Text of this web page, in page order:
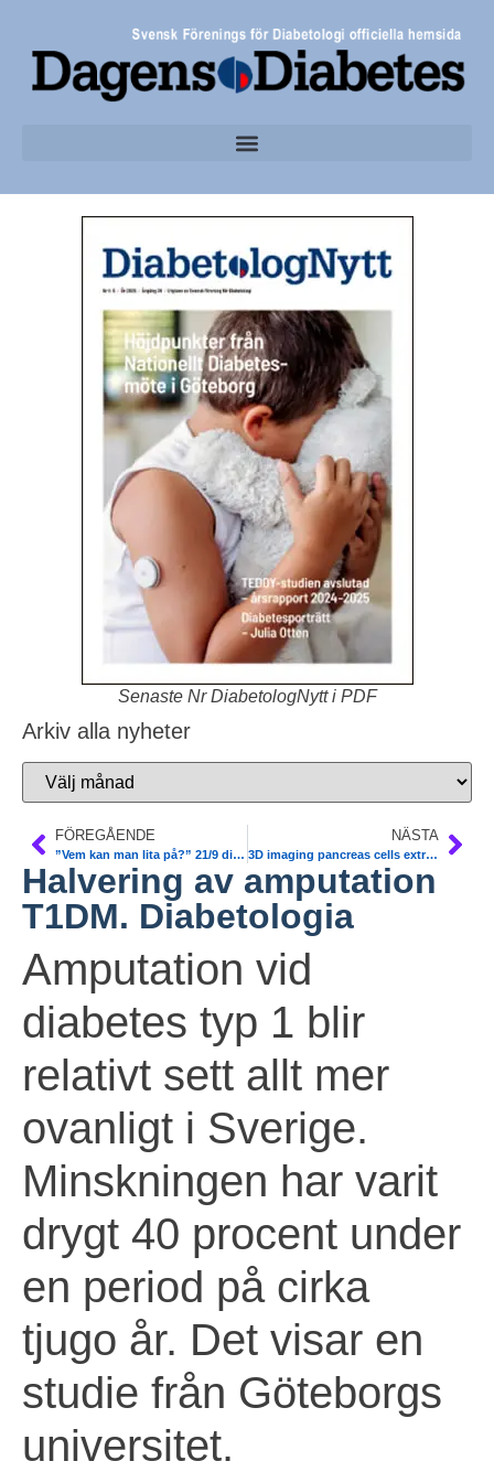
Senaste Nr DiabetologNytt i PDF
Arkiv alla nyheter
FÖREGÅENDE
”Vem kan man lita på?” 21/9 digifysiskt möte
NÄSTA
3D imaging pancreas cells extreme resolution. Max Hahn. Comm Biol
Halvering av amputation
T1DM. Diabetologia
Amputation vid
diabetes typ 1 blir
relativt sett allt mer
ovanligt i Sverige.
Minskningen har varit
drygt 40 procent under
en period på cirka
tjugo år. Det visar en
studie från Göteborgs
universitet.